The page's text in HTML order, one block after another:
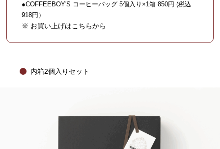
●COFFEEBOY'S コーヒーバッグ 5個入り×1箱 850円 (税込
918円）
※ お買い上げはこちらから
内箱2個入りセット